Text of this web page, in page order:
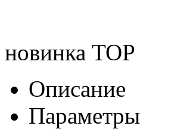
новинка TOP
Описание
Параметры